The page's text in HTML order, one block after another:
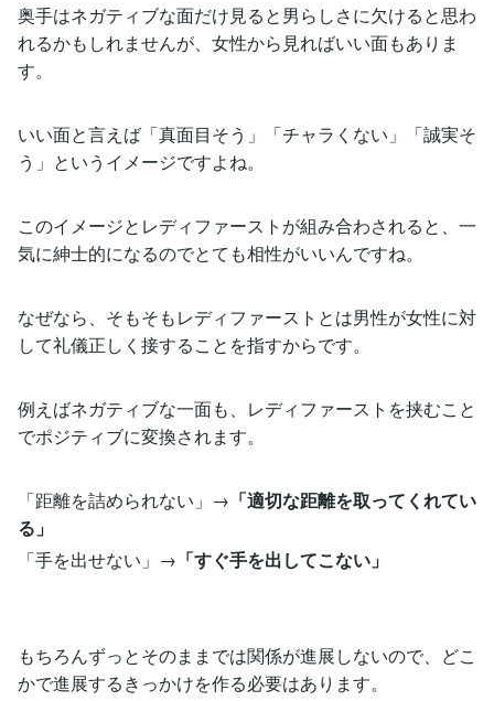
奥手はネガティブな面だけ見ると男らしさに欠けると思わ
れるかもしれませんが、女性から見ればいい面もありま
す。
いい面と言えば「真面目そう」「チャラくない」「誠実そ
う」というイメージですよね。
このイメージとレディファーストが組み合わされると、一
気に紳士的になるのでとても相性がいいんですね。
なぜなら、そもそもレディファーストとは男性が女性に対
して礼儀正しく接することを指すからです。
例えばネガティブな一面も、レディファーストを挟むこと
でポジティブに変換されます。
「距離を詰められない」→ 「適切な距離を取ってくれてい
る」
「手を出せない」→ 「すぐ手を出してこない」
もちろんずっとそのままでは関係が進展しないので、どこ
かで進展するきっかけを作る必要はあります。